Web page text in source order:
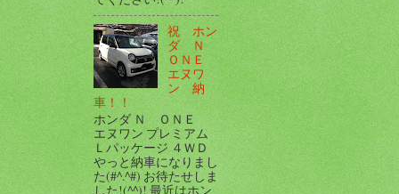
祝 ホン
ダ Ｎ
ＯＮＥ
エヌワ
ン 納
車！！
ホンダ Ｎ ＯＮＥ
エヌワン プレミアム
Ｌパッケージ ４ＷＤ
やっと納車になりまし
た(#^.^#) お待たせしま
した!(^^)! 最近はホン